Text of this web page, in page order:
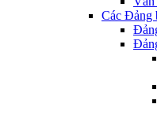
Các Đảng